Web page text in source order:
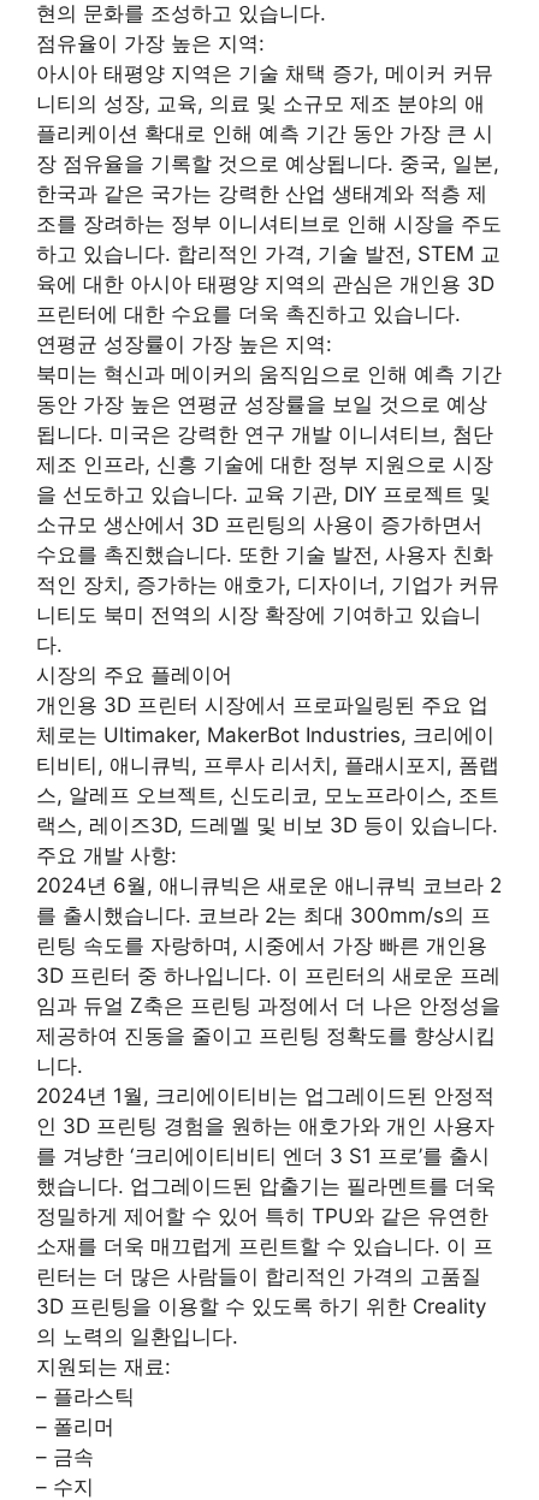
현의 문화를 조성하고 있습니다.
점유율이 가장 높은 지역:
아시아 태평양 지역은 기술 채택 증가, 메이커 커뮤
니티의 성장, 교육, 의료 및 소규모 제조 분야의 애
플리케이션 확대로 인해 예측 기간 동안 가장 큰 시
장 점유율을 기록할 것으로 예상됩니다. 중국, 일본,
한국과 같은 국가는 강력한 산업 생태계와 적층 제
조를 장려하는 정부 이니셔티브로 인해 시장을 주도
하고 있습니다. 합리적인 가격, 기술 발전, STEM 교
육에 대한 아시아 태평양 지역의 관심은 개인용 3D
프린터에 대한 수요를 더욱 촉진하고 있습니다.
연평균 성장률이 가장 높은 지역:
북미는 혁신과 메이커의 움직임으로 인해 예측 기간
동안 가장 높은 연평균 성장률을 보일 것으로 예상
됩니다. 미국은 강력한 연구 개발 이니셔티브, 첨단
제조 인프라, 신흥 기술에 대한 정부 지원으로 시장
을 선도하고 있습니다. 교육 기관, DIY 프로젝트 및
소규모 생산에서 3D 프린팅의 사용이 증가하면서
수요를 촉진했습니다. 또한 기술 발전, 사용자 친화
적인 장치, 증가하는 애호가, 디자이너, 기업가 커뮤
니티도 북미 전역의 시장 확장에 기여하고 있습니
다.
시장의 주요 플레이어
개인용 3D 프린터 시장에서 프로파일링된 주요 업
체로는 Ultimaker, MakerBot Industries, 크리에이
티비티, 애니큐빅, 프루사 리서치, 플래시포지, 폼랩
스, 알레프 오브젝트, 신도리코, 모노프라이스, 조트
랙스, 레이즈3D, 드레멜 및 비보 3D 등이 있습니다.
주요 개발 사항:
2024년 6월, 애니큐빅은 새로운 애니큐빅 코브라 2
를 출시했습니다. 코브라 2는 최대 300mm/s의 프
린팅 속도를 자랑하며, 시중에서 가장 빠른 개인용
3D 프린터 중 하나입니다. 이 프린터의 새로운 프레
임과 듀얼 Z축은 프린팅 과정에서 더 나은 안정성을
제공하여 진동을 줄이고 프린팅 정확도를 향상시킵
니다.
2024년 1월, 크리에이티비는 업그레이드된 안정적
인 3D 프린팅 경험을 원하는 애호가와 개인 사용자
를 겨냥한 ‘크리에이티비티 엔더 3 S1 프로’를 출시
했습니다. 업그레이드된 압출기는 필라멘트를 더욱
정밀하게 제어할 수 있어 특히 TPU와 같은 유연한
소재를 더욱 매끄럽게 프린트할 수 있습니다. 이 프
린터는 더 많은 사람들이 합리적인 가격의 고품질
3D 프린팅을 이용할 수 있도록 하기 위한 Creality
의 노력의 일환입니다.
지원되는 재료:
– 플라스틱
– 폴리머
– 금속
– 수지